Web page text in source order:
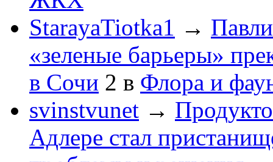
StarayaTiotka1 →
«зеленые барьеры»
в Сочи 2 в Флора и
svinstvunet →
Адлере стал